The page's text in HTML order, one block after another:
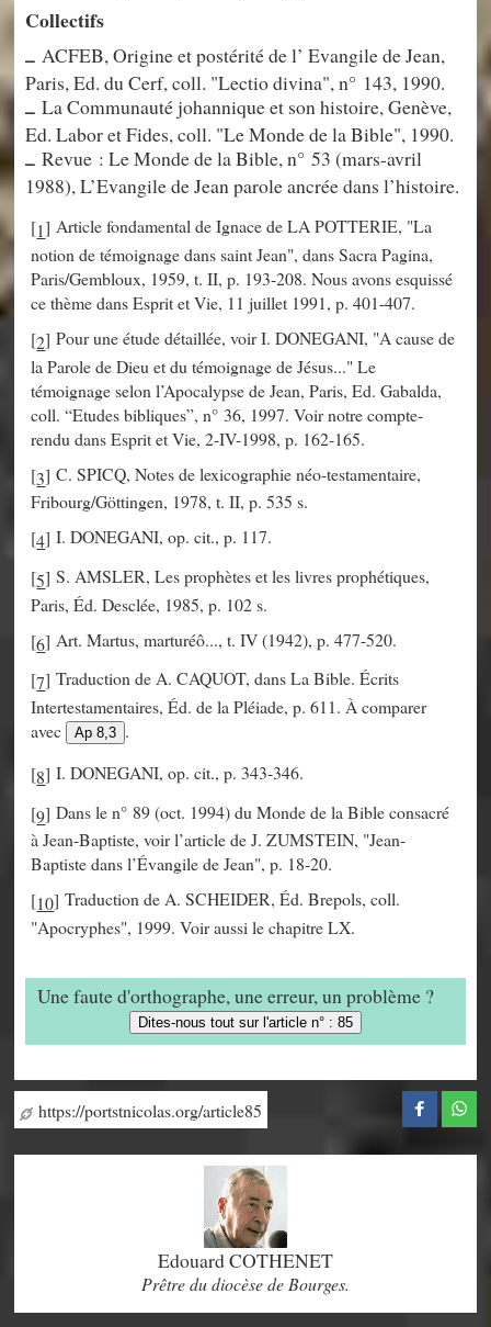
Collectifs
– ACFEB, Origine et postérité de l’ Evangile de Jean,
Paris, Ed. du Cerf, coll. "Lectio divina", n° 143, 1990.
– La Communauté johannique et son histoire, Genève,
Ed. Labor et Fides, coll. "Le Monde de la Bible", 1990.
– Revue : Le Monde de la Bible, n° 53 (mars-avril
1988), L’Evangile de Jean parole ancrée dans l’histoire.
[1]Article fondamental de Ignace de LA POTTERIE, "La
notion de témoignage dans saint Jean", dans Sacra Pagina,
Paris/Gembloux, 1959, t. II, p. 193-208. Nous avons esquissé
ce thème dans Esprit et Vie, 11 juillet 1991, p. 401-407.
[2]Pour une étude détaillée, voir I. DONEGANI, "A cause de
la Parole de Dieu et du témoignage de Jésus..." Le
témoignage selon l’Apocalypse de Jean, Paris, Ed. Gabalda,
coll. “Etudes bibliques”, n° 36, 1997. Voir notre compte-
rendu dans Esprit et Vie, 2-IV-1998, p. 162-165.
[3]C. SPICQ, Notes de lexicographie néo-testamentaire,
Fribourg/Göttingen, 1978, t. II, p. 535 s.
[4]I. DONEGANI, op. cit., p. 117.
[5]S. AMSLER, Les prophètes et les livres prophétiques,
Paris, Éd. Desclée, 1985, p. 102 s.
[6]Art. Martus, marturéô..., t. IV (1942), p. 477-520.
[7]Traduction de A. CAQUOT, dans La Bible. Écrits
Intertestamentaires, Éd. de la Pléiade, p. 611. À comparer
avec Ap 8,3 .
[8]I. DONEGANI, op. cit., p. 343-346.
[9]Dans le n° 89 (oct. 1994) du Monde de la Bible consacré
à Jean-Baptiste, voir l’article de J. ZUMSTEIN, "Jean-
Baptiste dans l’Évangile de Jean", p. 18-20.
[10]Traduction de A. SCHEIDER, Éd. Brepols, coll.
"Apocryphes", 1999. Voir aussi le chapitre LX.
Une faute d'orthographe, une erreur, un problème ?
Dites-nous tout sur l'article n° : 85
https://portstnicolas.org/article85
Edouard COTHENET
Prêtre du diocèse de Bourges.